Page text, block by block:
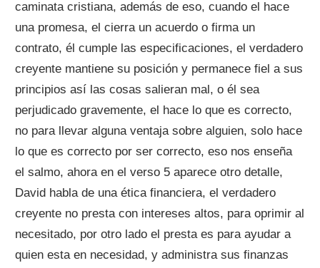
caminata cristiana, además de eso, cuando el hace
una promesa, el cierra un acuerdo o firma un
contrato, él cumple las especificaciones, el verdadero
creyente mantiene su posición y permanece fiel a sus
principios así las cosas salieran mal, o él sea
perjudicado gravemente, el hace lo que es correcto,
no para llevar alguna ventaja sobre alguien, solo hace
lo que es correcto por ser correcto, eso nos enseña
el salmo, ahora en el verso 5 aparece otro detalle,
David habla de una ética financiera, el verdadero
creyente no presta con intereses altos, para oprimir al
necesitado, por otro lado el presta es para ayudar a
quien esta en necesidad, y administra sus finanzas